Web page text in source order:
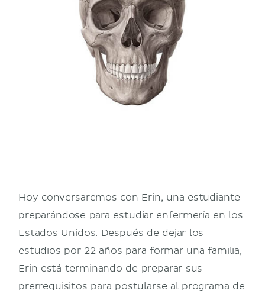
Hoy conversaremos con Erin, una estudiante
preparándose para estudiar enfermería en los
Estados Unidos. Después de dejar los
estudios por 22 años para formar una familia,
Erin está terminando de preparar sus
prerrequisitos para postularse al programa de